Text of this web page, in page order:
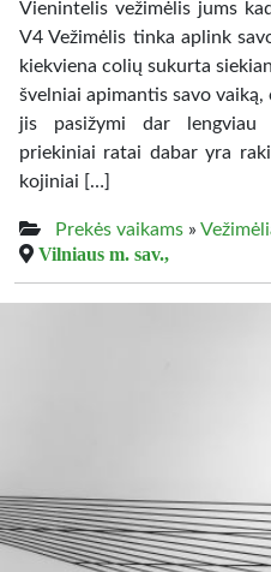
Vienintelis vežimėlis jums
V4 Vežimėlis tinka aplink
kiekviena colių sukurta
švelniai apimantis savo
jis pasižymi dar lengviau
priekiniai ratai dabar yra
kojiniai […]
Prekės vaikams »
Vilniaus m. sav.,